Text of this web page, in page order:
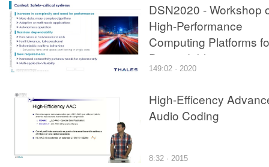
DSN2020 - Workshop
High-Performance
Computing Platforms
Dependable
Autonomous Systems
149:02 · 2020
High-Efficency
Audio Coding
8:32 · 2015